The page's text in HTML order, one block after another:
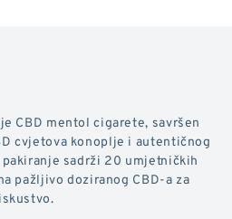
CBD mentol cigarete, savršen
cvjetova konoplje i autentičnog
sadrži 20 umjetničkih
pažljivo doziranog CBD-a za